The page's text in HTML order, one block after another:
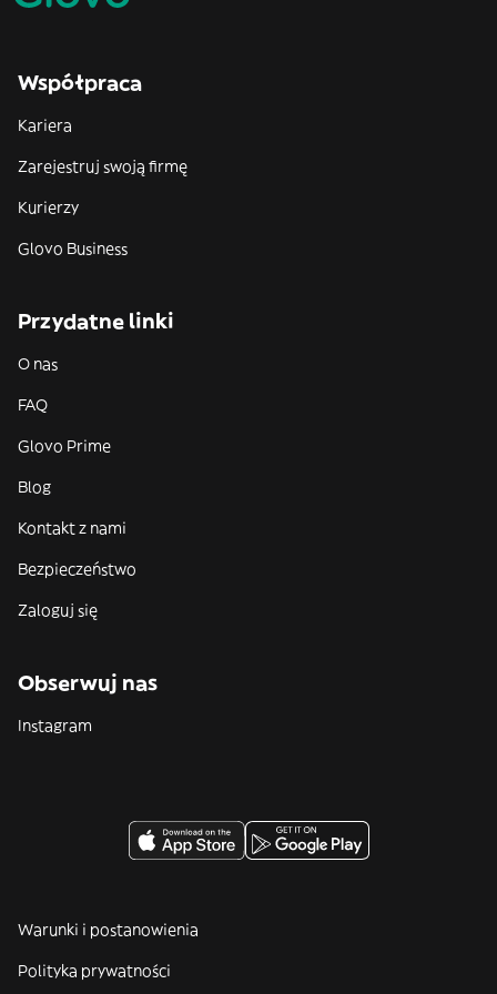
Współpraca
Kariera
Zarejestruj swoją firmę
Kurierzy
Glovo Business
Przydatne linki
O nas
FAQ
Glovo Prime
Blog
Kontakt z nami
Bezpieczeństwo
Zaloguj się
Obserwuj nas
Instagram
Warunki i postanowienia
Polityka prywatności